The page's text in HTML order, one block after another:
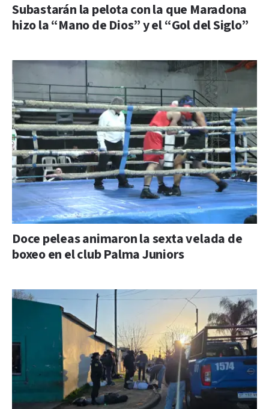
Subastarán la pelota con la que Maradona
hizo la “Mano de Dios” y el “Gol del Siglo”
Doce peleas animaron la sexta velada de
boxeo en el club Palma Juniors